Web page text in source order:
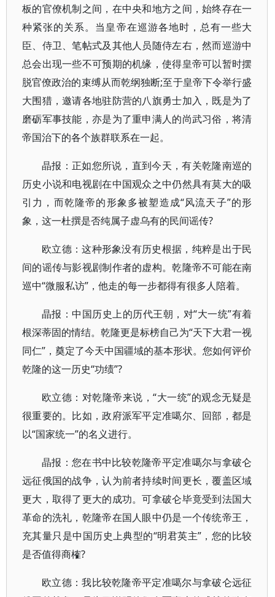
板的官僚机制之间，在中央和地方之间，始终存在一
种紧张的关系。当皇帝在巡游各地时，总有一些大
臣、侍卫、笔帖式及其他人员随侍左右，然而巡游中
总会出现一些不可预期的机缘，使得皇帝可以暂时摆
脱官僚政治的束缚从而乾纲独断;至于皇帝下令举行盛
大围猎，邀请各地驻防营的八旗勇士加入，既是为了
磨砺军事技能，亦是为了重申满人的尚武习俗，将清
帝国治下的各个族群联系在一起。
晶报：正如您所说，直到今天，有关乾隆南巡的
历史小说和电视剧在中国观众之中仍然具有莫大的吸
引力，而乾隆帝的形象多被塑造成“风流天子”的形
象，这一杜撰是否纯属子虚乌有的民间谣传?
欧立德：这种形象没有历史根据，纯粹是出于民
间的谣传与影视剧制作者的虚构。乾隆帝不可能在南
巡中“微服私访”，他走的每一步都得有很多人陪着。
晶报：中国历史上的历代王朝，对“大一统”有着
根深蒂固的情结。乾隆更是标榜自己为“天下大君一视
同仁”，奠定了今天中国疆域的基本形状。您如何评价
乾隆的这一历史“功绩”?
欧立德：对乾隆帝来说，“大一统”的观念无疑是
很重要的。比如，政府派军平定准噶尔、回部，都是
以“国家统一”的名义进行。
晶报：您在书中比较乾隆帝平定准噶尔与拿破仑
远征俄国的战争，认为前者持续时间更长，覆盖区域
更大，取得了更大的成功。可拿破仑毕竟受到法国大
革命的洗礼，乾隆帝在国人眼中仍是一个传统帝王，
充其量只是中国历史上典型的“明君英主”，您的比较
是否值得商榷?
欧立德：我比较乾隆帝平定准噶尔与拿破仑远征